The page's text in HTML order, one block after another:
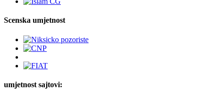
Scenska umjetnost
umjetnost sajtovi: